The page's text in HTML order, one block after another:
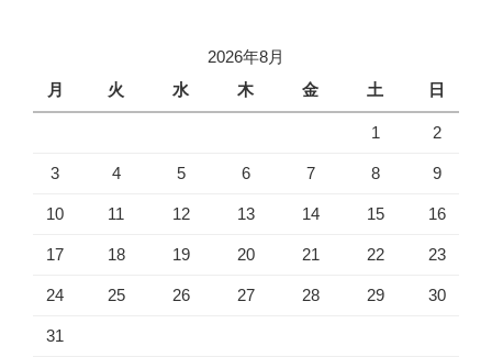
2026年8月
月
火 水 木 金 土 日
1 2
3 4 5 6 7 8 9
10 11 12 13 14 15 16
17 18 19 20 21 22 23
24 25 26 27 28 29 30
31